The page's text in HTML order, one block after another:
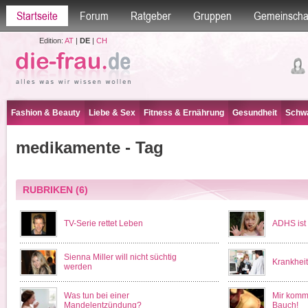
Startseite Forum Ratgeber Gruppen
Edition: AT| DE| CH
Fashion & Beauty Liebe & Sex Fitness & Ernährung Gesundheit
medikamente - Tag
RUBRIKEN(6)
TV-Serie rettet Leben ADHS ist
Sienna Miller will nicht süchtig
werden
Was tun bei einer
Mandelentzündung?
Mir
Bauch!